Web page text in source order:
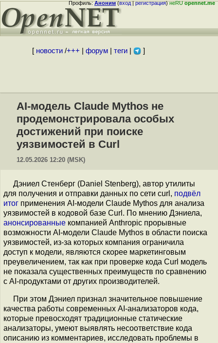
Профиль:Аноним(вход|регистрация)неRUopennet.me
[ новости/+++ форум| теги| ]
AI-модель Claude Mythos не
продемонстрировала особых
достижений при поиске
уязвимостей в Curl
12.05.2026 12:20 (MSK)
Дэниел Cтенберг (Daniel Stenberg), автор утилиты
для получения и отправки данных по сети curl, подвёл
итог применения AI-модели Claude Mythos для анализа
уязвимостей в кодовой базе Curl. По мнению Дэниела,
анонсированные компанией Anthropic прорывные
возможности AI-модели Claude Mythos в области поиска
уязвимостей, из-за которых компания ограничила
доступ к модели, являются скорее маркетинговым
преувеличением, так как при проверке кода Curl модель
не показала существенных преимуществ по сравнению
с AI-продуктами от других производителей.
При этом Дэниел признал значительное повышение
качества работы современных AI-анализаторов кода,
которые превосходят традиционные статические
анализаторы, умеют выявлять несоответствие кода
описанию из комментариев, исследовать проблемы в